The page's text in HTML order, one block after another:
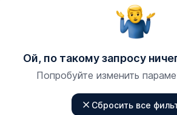
Ой, по такому запросу
Попробуйте изменить
Сбросить все